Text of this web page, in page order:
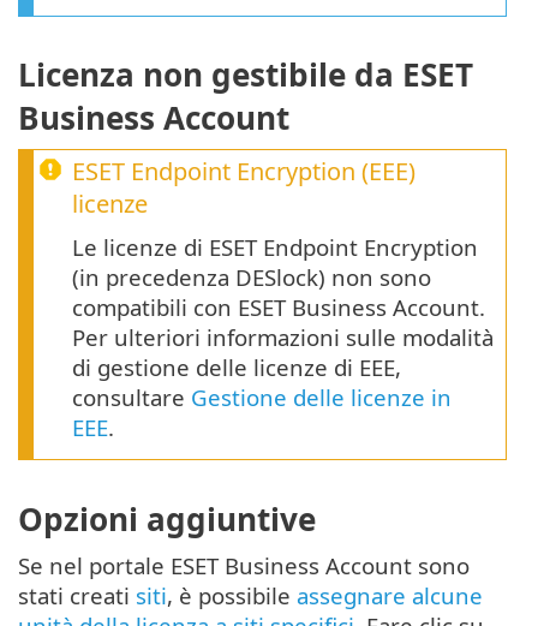
Licenza non gestibile da ESET
Business Account
ESET Endpoint Encryption (EEE)
licenze
Le licenze di ESET Endpoint Encryption
(in precedenza DESlock) non sono
compatibili con ESET Business Account.
Per ulteriori informazioni sulle modalità
di gestione delle licenze di EEE,
consultare Gestione delle licenze in
EEE.
Opzioni aggiuntive
Se nel portale ESET Business Account sono
stati creati siti, è possibile assegnare alcune